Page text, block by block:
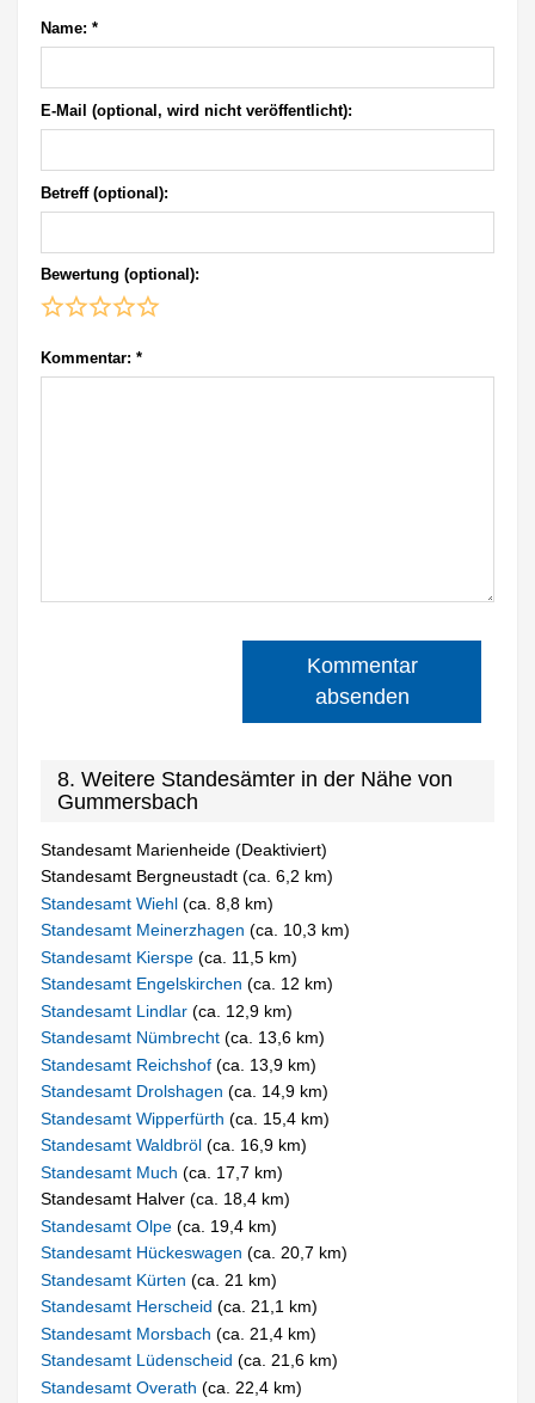
Name: *
E-Mail (optional, wird nicht veröffentlicht):
Betreff (optional):
Bewertung (optional):
Kommentar: *
Kommentar
absenden
8. Weitere Standesämter in der Nähe von
Gummersbach
Standesamt Marienheide (Deaktiviert)
Standesamt Bergneustadt (ca. 6,2 km)
Standesamt Wiehl(ca. 8,8 km)
Standesamt Meinerzhagen(ca. 10,3 km)
Standesamt Kierspe(ca. 11,5 km)
Standesamt Engelskirchen(ca. 12 km)
Standesamt Lindlar(ca. 12,9 km)
Standesamt Nümbrecht(ca. 13,6 km)
Standesamt Reichshof(ca. 13,9 km)
Standesamt Drolshagen(ca. 14,9 km)
Standesamt Wipperfürth(ca. 15,4 km)
Standesamt Waldbröl(ca. 16,9 km)
Standesamt Much(ca. 17,7 km)
Standesamt Halver (ca. 18,4 km)
Standesamt Olpe(ca. 19,4 km)
Standesamt Hückeswagen(ca. 20,7 km)
Standesamt Kürten(ca. 21 km)
Standesamt Herscheid(ca. 21,1 km)
Standesamt Morsbach(ca. 21,4 km)
Standesamt Lüdenscheid(ca. 21,6 km)
Standesamt Overath(ca. 22,4 km)